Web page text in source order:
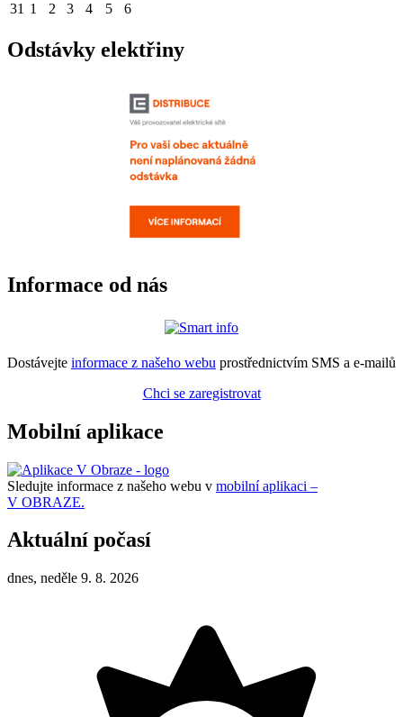
31 1 2 3 4 5 6
Odstávky elektřiny
Informace od nás
Dostávejte informace z našeho webu prostřednictvím SMS a e-mailů
Chci se zaregistrovat
Mobilní aplikace
Sledujte informace z našeho webu v mobilní aplikaci –
V OBRAZE.
Aktuální počasí
dnes, neděle 9. 8. 2026